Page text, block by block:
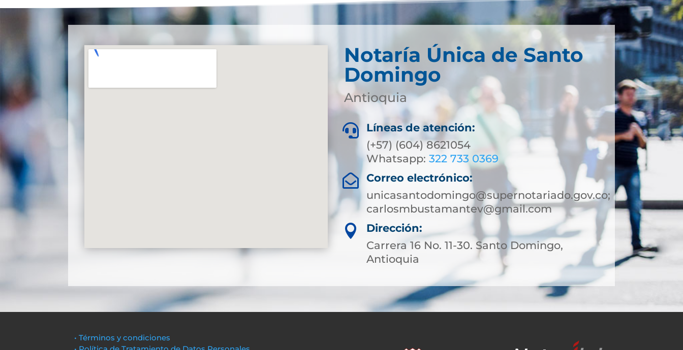
Notaría Única de Santo
Domingo
Antioquia

Líneas de atención:
(+57) (604) 8621054
Whatsapp:322 733 0369

Correo electrónico:
unicasantodomingo@supernotariado.gov.co;
carlosmbustamantev@gmail.com

Dirección:
Carrera 16 No. 11-30. Santo Domingo,
Antioquia
• Términos y condiciones